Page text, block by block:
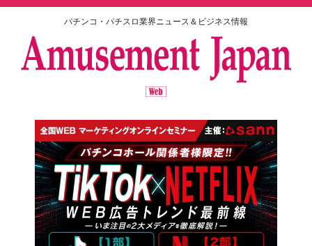
パチンコ・パチスロ業界ニュース＆ビジネス情報